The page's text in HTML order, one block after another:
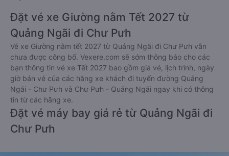
Đặt vé xe Giường nằm Tết 2027 từ
Quảng Ngãi đi Chư Pưh
Vé xe Giường nằm tết 2027 từ Quảng Ngãi đi Chư Pưh vẫn
chưa được công bố. Vexere.com sẽ sớm thông báo cho các
bạn thông tin vé xe Tết 2027 bao gồm giá vé, lịch trình, ngày
giờ bán vé của các hãng xe khách đi tuyến đường Quảng
Ngãi - Chư Pưh và Chư Pưh - Quảng Ngãi ngay khi có thông
tin từ các hãng xe.
Đặt vé máy bay giá rẻ từ Quảng Ngãi đi
Chư Pưh